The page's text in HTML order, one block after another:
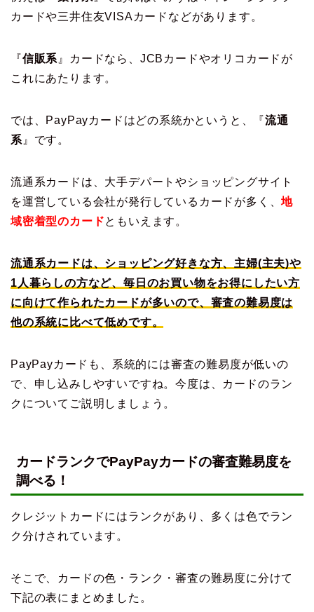
カードや三井住友VISAカードなどがあります。
『信販系 』カードなら、JCBカードやオリコカードが
これにあたります。
では、PayPayカードはどの系統かというと、『流通
系 』です。
流通系カードは、大手デパートやショッピングサイト
を運営している会社が発行しているカードが多く、地
域密着型のカードともいえます。
流通系カードは、ショッピング好きな方、主婦(主夫)や
1人暮らしの方など、毎日のお買い物をお得にしたい方
に向けて作られたカードが多いので、審査の難易度は
他の系統に比べて低めです。
PayPayカードも、系統的には審査の難易度が低いの
で、申し込みしやすいですね。今度は、カードのラン
クについてご説明しましょう。
カードランクでPayPayカードの審査難易度を
調べる！
クレジットカードにはランクがあり、多くは色でラン
ク分けされています。
そこで、カードの色・ランク・審査の難易度に分けて
下記の表にまとめました。